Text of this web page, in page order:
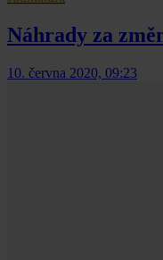
Náhrady za
10. června 2020, 09:23